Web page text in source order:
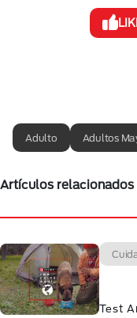
Adulto Adultos
Artículos relacionados
Test